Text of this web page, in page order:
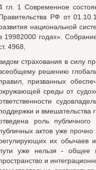
гл. 1 Современное
РФ от
национальной
19982000 годах».
4968,
страхования в силу
решению
призванных
среды от
и вмешательства
роль
актов уже
их обычаев
уже нельзя - общее
и